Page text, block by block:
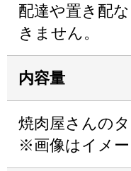
配達や置き配
きません。
内容量
焼肉屋さんのタ
※画像はイメー